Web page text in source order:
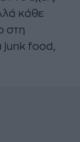
κάθε
στη
junk food,